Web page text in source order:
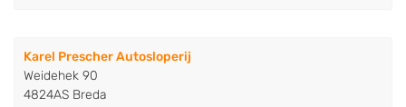
Karel Prescher Autosloperij
Weidehek 90
4824AS Breda